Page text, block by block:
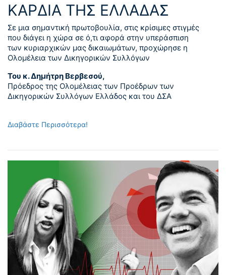
ΚΑΡΔΙΑ ΤΗΣ ΕΛΛΑΔΑΣ
Σε μια σημαντική πρωτοβουλία, στις κρίσιμες στιγμές
που διάγει η χώρα σε ό,τι αφορά στην υπεράσπιση
των κυριαρχικών μας δικαιωμάτων, προχώρησε η
Ολομέλεια των Δικηγορικών Συλλόγων
Του κ. Δημήτρη Βερβεσού,
Πρόεδρος της Ολομέλειας των Προέδρων των
Δικηγορικών Συλλόγων Ελλάδος και του ΔΣΑ
Διαβάστε Περισσότερα!